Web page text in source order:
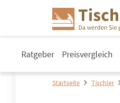
Ratgeber Preisvergleich
Startseite Tischler